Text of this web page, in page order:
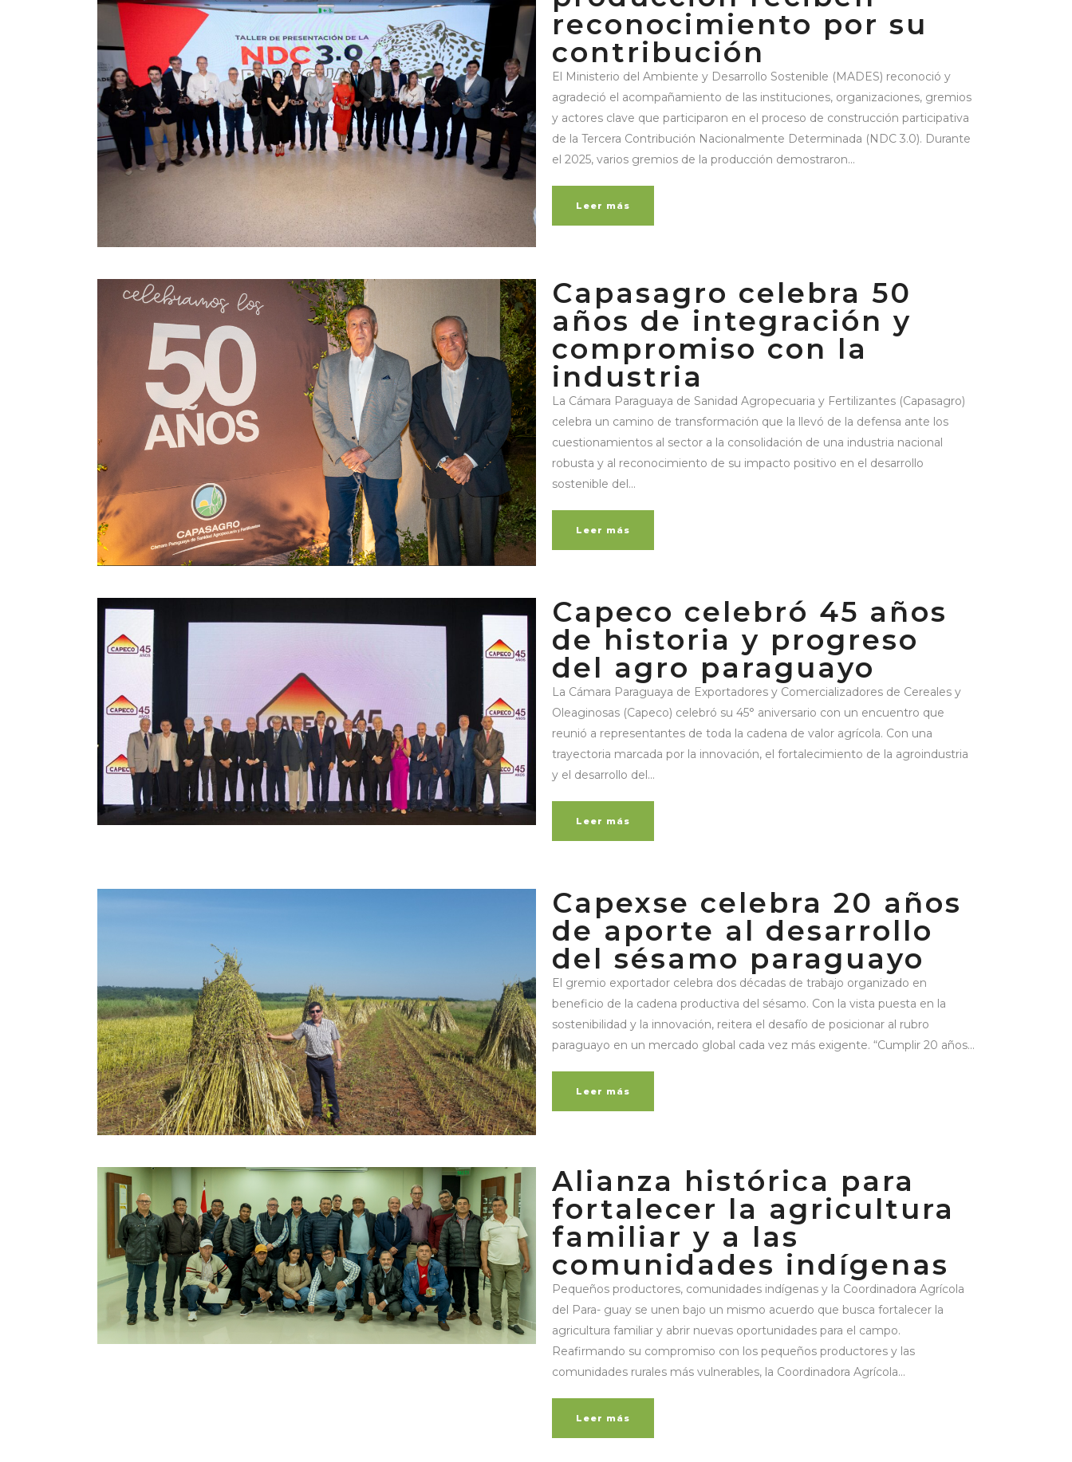
reconocimiento por su
contribución
El Ministerio del Ambiente y Desarrollo Sostenible (MADES) reconoció y
agradeció el acompañamiento de las instituciones, organizaciones, gremios
y actores clave que participaron en el proceso de construcción participativa
de la Tercera Contribución Nacionalmente Determinada (NDC 3.0). Durante
el 2025, varios gremios de la producción demostraron...
Leer más
Capasagro celebra 50
años de integración y
compromiso con la
industria
La Cámara Paraguaya de Sanidad Agropecuaria y Fertilizantes (Capasagro)
celebra un camino de transformación que la llevó de la defensa ante los
cuestionamientos al sector a la consolidación de una industria nacional
robusta y al reconocimiento de su impacto positivo en el desarrollo
sostenible del...
Leer más
Capeco celebró 45 años
de historia y progreso
del agro paraguayo
La Cámara Paraguaya de Exportadores y Comercializadores de Cereales y
Oleaginosas (Capeco) celebró su 45° aniversario con un encuentro que
reunió a representantes de toda la cadena de valor agrícola. Con una
trayectoria marcada por la innovación, el fortalecimiento de la agroindustria
y el desarrollo del...
Leer más
Capexse celebra 20 años
de aporte al desarrollo
del sésamo paraguayo
El gremio exportador celebra dos décadas de trabajo organizado en
beneficio de la cadena productiva del sésamo. Con la vista puesta en la
sostenibilidad y la innovación, reitera el desafío de posicionar al rubro
paraguayo en un mercado global cada vez más exigente. “Cumplir 20 años...
Leer más
Alianza histórica para
fortalecer la agricultura
familiar y a las
comunidades indígenas
Pequeños productores, comunidades indígenas y la Coordinadora Agrícola
del Para- guay se unen bajo un mismo acuerdo que busca fortalecer la
agricultura familiar y abrir nuevas oportunidades para el campo.
Reafirmando su compromiso con los pequeños productores y las
comunidades rurales más vulnerables, la Coordinadora Agrícola...
Leer más